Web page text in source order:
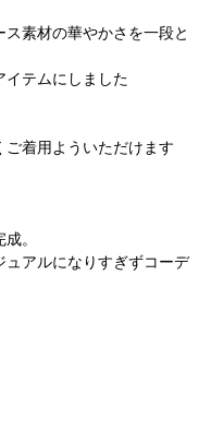
素材の華やかさを一段と
イテムにしました
ご着用よういただけます
。
ュアルになりすぎずコーデ